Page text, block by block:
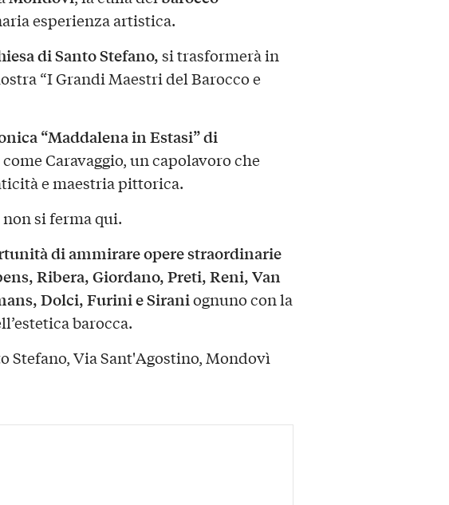
esperienza artistica.
di Santo Stefano,si trasformerà in
“I Grandi Maestri del Barocco e
“Maddalena in Estasi” di
Caravaggio, un capolavoro che
e maestria pittorica.
si ferma qui.
di ammirare opere straordinarie
Ribera, Giordano, Preti, Reni, Van
Dolci, Furini e Siraniognuno con la
barocca.
Stefano, Via Sant'Agostino, Mondovì